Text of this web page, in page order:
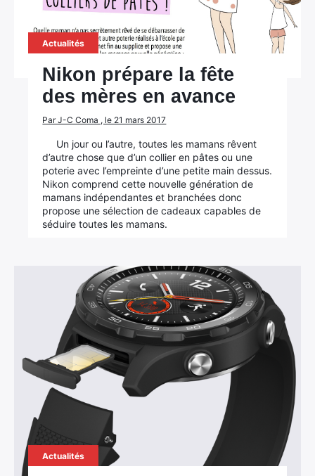
Actualités
Nikon prépare la fête
des mères en avance
Par J-C Coma , le 21 mars 2017
Un jour ou l’autre, toutes les mamans rêvent
d’autre chose que d’un collier en pâtes ou une
poterie avec l’empreinte d’une petite main dessus.
Nikon comprend cette nouvelle génération de
mamans indépendantes et branchées donc
propose une sélection de cadeaux capables de
séduire toutes les mamans.
Actualités